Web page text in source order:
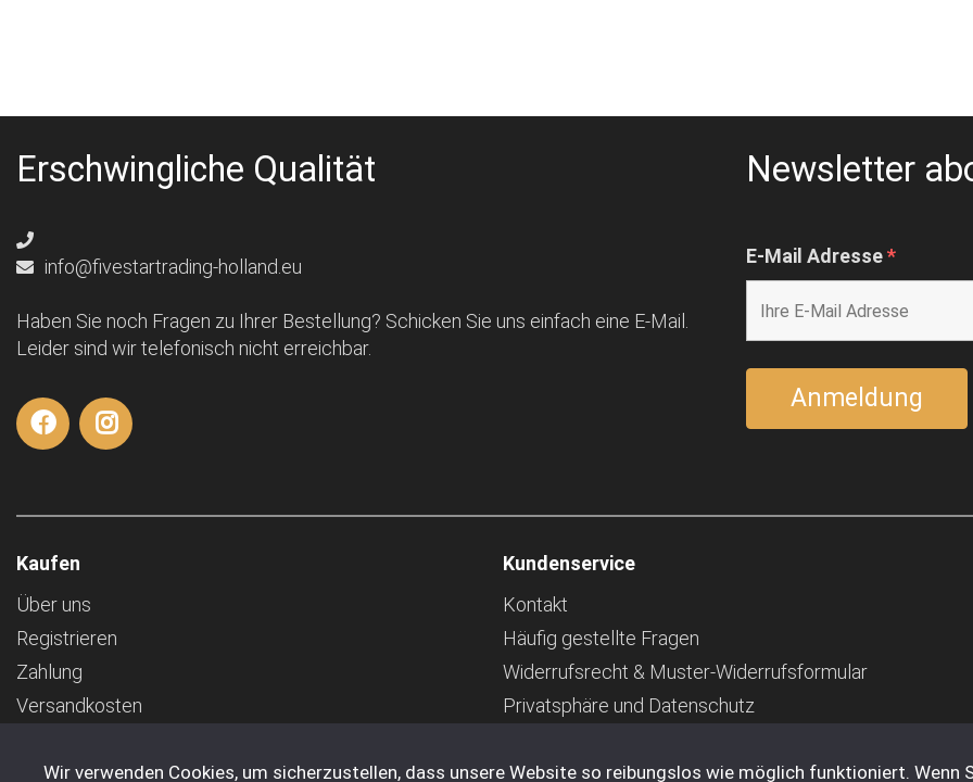
Erschwingliche Qualität
info@fivestartrading-holland.eu
Haben Sie noch Fragen zu Ihrer Bestellung? Schicken Sie uns einfach eine E-Mail.
Leider sind wir telefonisch nicht erreichbar.
Newsletter
E-Mail Adresse*
Kaufen
Über uns
Registrieren
Zahlung
Versandkosten
Transport
Kundenservice
Kontakt
Häufig gestellte Fragen
Widerrufsrecht & Muster-Widerrufsformular
Privatsphäre und Datenschutz
Impressum
Wir verwenden Cookies, um sicherzustellen, dass unsere Website so reibungslos wie möglich funktioniert. Wenn